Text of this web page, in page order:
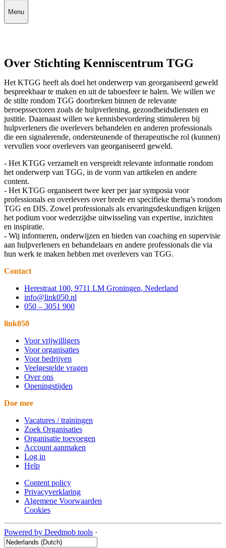
Menu
Over Stichting Kenniscentrum TGG
Het KTGG heeft als doel het onderwerp van georganiseerd geweld
bespreekbaar te maken en uit de taboesfeer te halen. We willen we
de stilte rondom TGG doorbreken binnen de relevante
beroepssectoren zoals de hulpverlening, gezondheidsdiensten en
justitie. Daarnaast willen we kennisbevordering stimuleren bij
hulpverleners die overlevers behandelen en anderen professionals
die een signalerende, ondersteunende of therapeutische rol (kunnen)
vervullen voor overlevers van georganiseerd geweld.
- Het KTGG verzamelt en verspreidt relevante informatie rondom
het onderwerp van TGG, in de vorm van artikelen en andere
content.
- Het KTGG organiseert twee keer per jaar symposia voor
professionals en overlevers over brede en specifieke thema’s rondom
TGG en DIS. Zowel professionals als ervaringsdeskundigen krijgen
het podium voor wederzijdse uitwisseling van expertise, inzichten
en inspiratie.
- Wij informeren, onderwijzen en bieden van coaching en supervisie
aan hulpverleners en behandelaars en andere professionals die via
hun werk te maken hebben met overlevers van TGG.
Contact
Herestraat 100, 9711 LM Groningen, Nederland
info@link050.nl
050 – 3051 900
link050
Voor vrijwilligers
Voor organisaties
Voor bedrijven
Veelgestelde vragen
Over ons
Openingstijden
Doe mee
Vacatures / trainingen
Zoek Organisaties
Organisatie toevoegen
Account aanmaken
Log in
Help
Content policy
Privacyverklaring
Algemene Voorwaarden
Cookies
Powered by Deedmob tools ·